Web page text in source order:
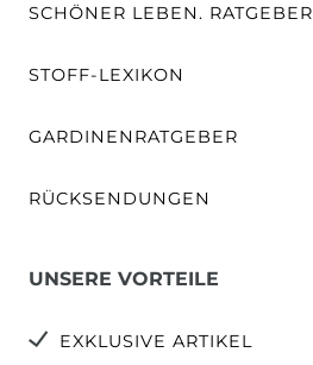
SCHÖNER LEBEN. RATGEBER
STOFF-LEXIKON
GARDINENRATGEBER
RÜCKSENDUNGEN
UNSERE VORTEILE
EXKLUSIVE ARTIKEL